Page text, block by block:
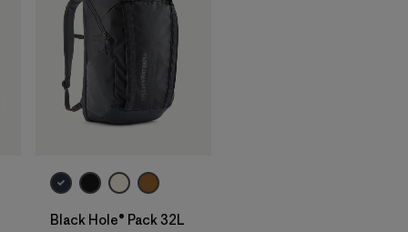
Ajouter au
panier
Black Hole® Pack 32L